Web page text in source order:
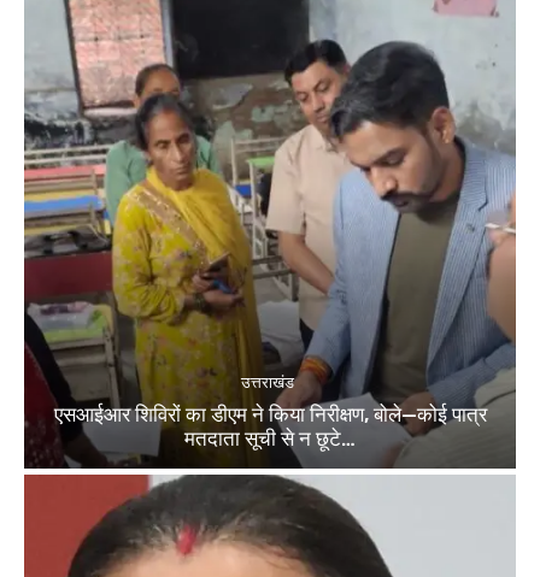
उत्तराखंड
एसआईआर शिविरों का डीएम ने किया निरीक्षण, बोले—कोई पात्र
मतदाता सूची से न छूटे…